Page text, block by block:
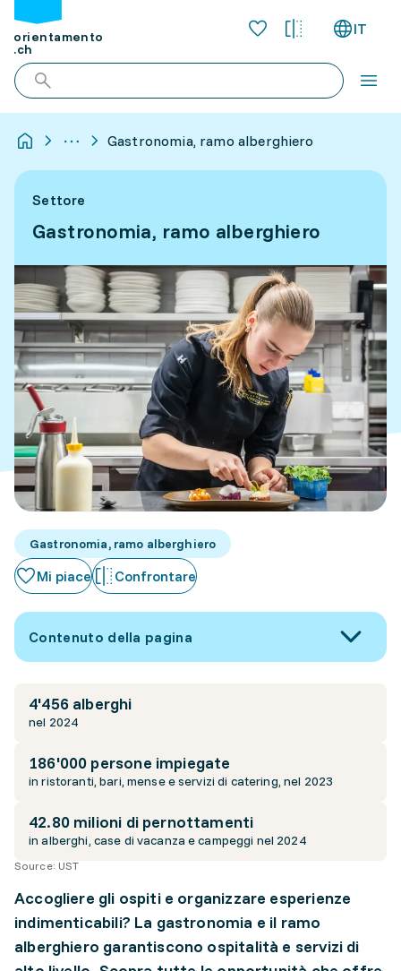
orientamento
.ch
IT
Gastronomia, ramo alberghiero
Settore
Gastronomia, ramo alberghiero
Gastronomia, ramo alberghiero
Mi piace Confrontare
Contenuto della pagina
4'456 alberghi
nel 2024
186'000 persone impiegate
in ristoranti, bari, mense e servizi di catering, nel 2023
42.80 milioni di pernottamenti
in alberghi, case di vacanza e campeggi nel 2024
Source: UST
Accogliere gli ospiti e organizzare esperienze
indimenticabili? La gastronomia e il ramo
alberghiero garantiscono ospitalità e servizi di